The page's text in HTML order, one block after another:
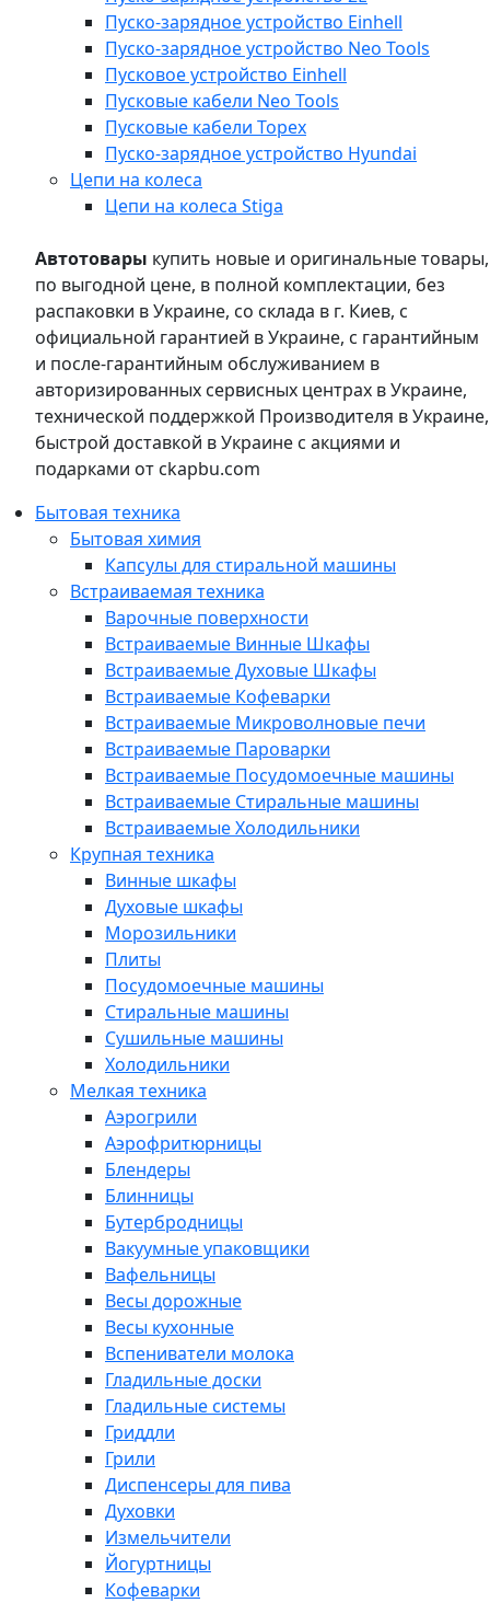
Пуско-зарядное устройство Einhell
Пуско-зарядное устройство Neo Tools
Пусковое устройство Einhell
Пусковые кабели Neo Tools
Пусковые кабели Topex
Пуско-зарядное устройство Hyundai
Цепи на колеса
Цепи на колеса Stiga
Автотовары купить новые и оригинальные товары,
по выгодной цене, в полной комплектации, без
распаковки в Украине, со склада в г. Киев, с
официальной гарантией в Украине, с гарантийным
и после-гарантийным обслуживанием в
авторизированных сервисных центрах в Украине,
технической поддержкой Производителя в Украине,
быстрой доставкой в Украине с акциями и
подарками от ckapbu.com
Бытовая техника
Бытовая химия
Капсулы для стиральной машины
Встраиваемая техника
Варочные поверхности
Встраиваемые Винные Шкафы
Встраиваемые Духовые Шкафы
Встраиваемые Кофеварки
Встраиваемые Микроволновые печи
Встраиваемые Пароварки
Встраиваемые Посудомоечные машины
Встраиваемые Стиральные машины
Встраиваемые Холодильники
Крупная техника
Винные шкафы
Духовые шкафы
Морозильники
Плиты
Посудомоечные машины
Стиральные машины
Сушильные машины
Холодильники
Мелкая техника
Аэрогрили
Аэрофритюрницы
Блендеры
Блинницы
Бутербродницы
Вакуумные упаковщики
Вафельницы
Весы дорожные
Весы кухонные
Вспениватели молока
Гладильные доски
Гладильные системы
Гриддли
Грили
Диспенсеры для пива
Духовки
Измельчители
Йогуртницы
Кофеварки